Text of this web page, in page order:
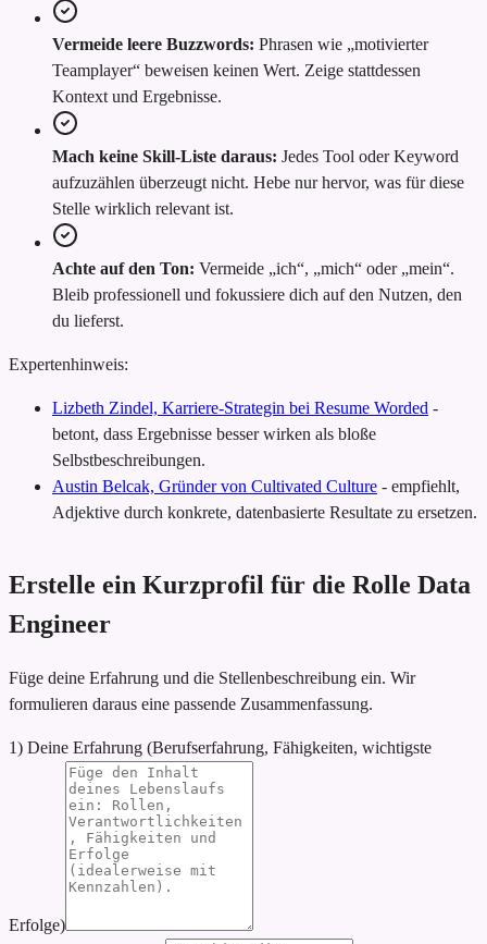
Vermeide leere Buzzwords: Phrasen wie „motivierter
Teamplayer“ beweisen keinen Wert. Zeige stattdessen
Kontext und Ergebnisse.
Mach keine Skill-Liste daraus: Jedes Tool oder Keyword
aufzuzählen überzeugt nicht. Hebe nur hervor, was für diese
Stelle wirklich relevant ist.
Achte auf den Ton: Vermeide „ich“, „mich“ oder „mein“.
Bleib professionell und fokussiere dich auf den Nutzen, den
du lieferst.
Expertenhinweis:
Lizbeth Zindel, Karriere-Strategin bei Resume Worded -
betont, dass Ergebnisse besser wirken als bloße
Selbstbeschreibungen.
Austin Belcak, Gründer von Cultivated Culture - empfiehlt,
Adjektive durch konkrete, datenbasierte Resultate zu ersetzen.
Erstelle ein Kurzprofil für die Rolle Data
Engineer
Füge deine Erfahrung und die Stellenbeschreibung ein. Wir
formulieren daraus eine passende Zusammenfassung.
1) Deine Erfahrung (Berufserfahrung, Fähigkeiten, wichtigste
Erfolge)